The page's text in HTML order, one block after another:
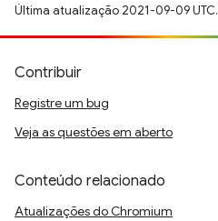
Última atualização 2021-09-09 UTC.
Contribuir
Registre um bug
Veja as questões em aberto
Conteúdo relacionado
Atualizações do Chromium